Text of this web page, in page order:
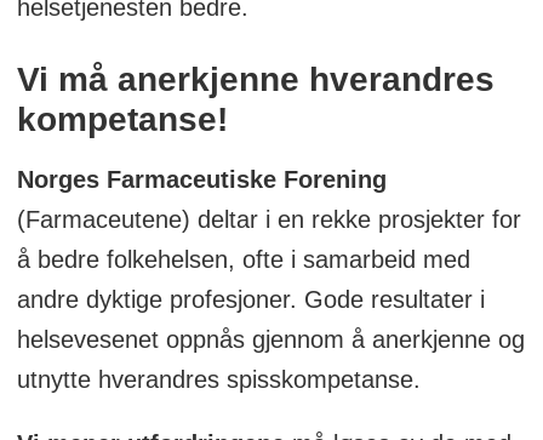
helsetjenesten bedre.
Vi må anerkjenne hverandres
kompetanse!
Norges Farmaceutiske Forening
(Farmaceutene) deltar i en rekke prosjekter for
å bedre folkehelsen, ofte i samarbeid med
andre dyktige profesjoner. Gode resultater i
helsevesenet oppnås gjennom å anerkjenne og
utnytte hverandres spisskompetanse.